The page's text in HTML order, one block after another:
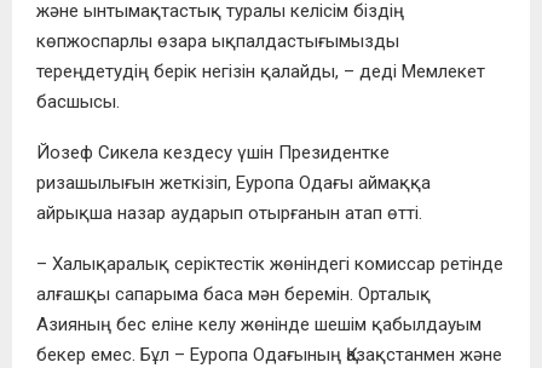
және ынтымақтастық туралы келісім біздің
көпжоспарлы өзара ықпалдастығымызды
тереңдетудің берік негізін қалайды, – деді Мемлекет
басшысы.
Йозеф Сикела кездесу үшін Президентке
ризашылығын жеткізіп, Еуропа Одағы аймаққа
айрықша назар аударып отырғанын атап өтті.
– Халықаралық серіктестік жөніндегі комиссар ретінде
алғашқы сапарыма баса мән беремін. Орталық
Азияның бес еліне келу жөнінде шешім қабылдауым
бекер емес. Бұл – Еуропа Одағының Қазақстанмен және